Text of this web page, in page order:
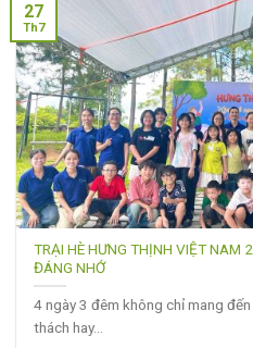
TRẠI HÈ HƯNG THỊNH VIỆT NAM
ĐÁNG NHỚ
4 ngày 3 đêm không chỉ mang
thách hay...
27
Th7